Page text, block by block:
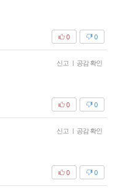
0
0
신고 | 공감 확인
0
0
신고 | 공감 확인
0
0